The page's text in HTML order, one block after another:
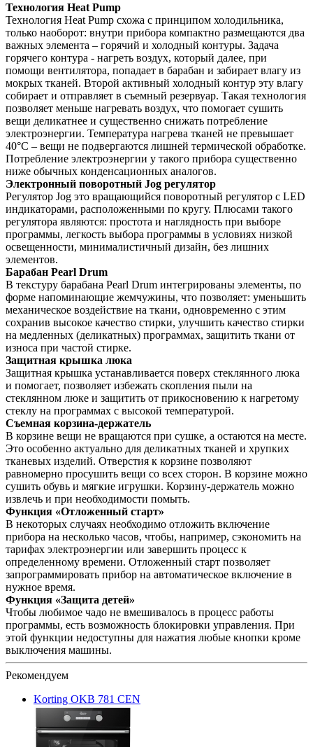
Технология Heat Pump
Технология Heat Pump схожа с принципом холодильника,
только наоборот: внутри прибора компактно размещаются два
важных элемента – горячий и холодный контуры. Задача
горячего контура - нагреть воздух, который далее, при
помощи вентилятора, попадает в барабан и забирает влагу из
мокрых тканей. Второй активный холодный контур эту влагу
собирает и отправляет в съемный резервуар. Такая технология
позволяет меньше нагревать воздух, что помогает сушить
вещи деликатнее и существенно снижать потребление
электроэнергии. Температура нагрева тканей не превышает
40°C – вещи не подвергаются лишней термической обработке.
Потребление электроэнергии у такого прибора существенно
ниже обычных конденсационных аналогов.
Электронный поворотный Jog регулятор
Регулятор Jog это вращающийся поворотный регулятор c LED
индикаторами, расположенными по кругу. Плюсами такого
регулятора являются: простота и наглядность при выборе
программы, легкость выбора программы в условиях низкой
освещенности, минималистичный дизайн, без лишних
элементов.
Барабан Pearl Drum
В текстуру барабана Pearl Drum интегрированы элементы, по
форме напоминающие жемчужины, что позволяет: уменьшить
механическое воздействие на ткани, одновременно с этим
сохранив высокое качество стирки, улучшить качество стирки
на медленных (деликатных) программах, защитить ткани от
износа при частой стирке.
Защитная крышка люка
Защитная крышка устанавливается поверх стеклянного люка
и помогает, позволяет избежать скопления пыли на
стеклянном люке и защитить от прикосновению к нагретому
стеклу на программах с высокой температурой.
Съемная корзина-держатель
В корзине вещи не вращаются при сушке, а остаются на месте.
Это особенно актуально для деликатных тканей и хрупких
тканевых изделий. Отверстия к корзине позволяют
равномерно просушить вещи со всех сторон. В корзине можно
сушить обувь и мягкие игрушки. Корзину-держатель можно
извлечь и при необходимости помыть.
Функция «Отложенный старт»
В некоторых случаях необходимо отложить включение
прибора на несколько часов, чтобы, например, сэкономить на
тарифах электроэнергии или завершить процесс к
определенному времени. Отложенный старт позволяет
запрограммировать прибор на автоматическое включение в
нужное время.
Функция «Защита детей»
Чтобы любимое чадо не вмешивалось в процесс работы
программы, есть возможность блокировки управления. При
этой функции недоступны для нажатия любые кнопки кроме
выключения машины.
Рекомендуем
Korting OKB 781 СEN